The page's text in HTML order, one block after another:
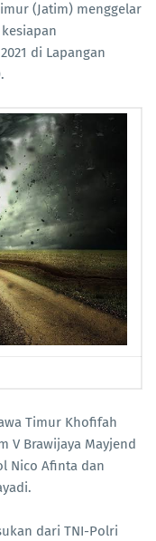
(Jatim) menggelar
di Lapangan
Timur Khofifah
V Brawijaya Mayjend
Nico Afinta dan
dari TNI-Polri